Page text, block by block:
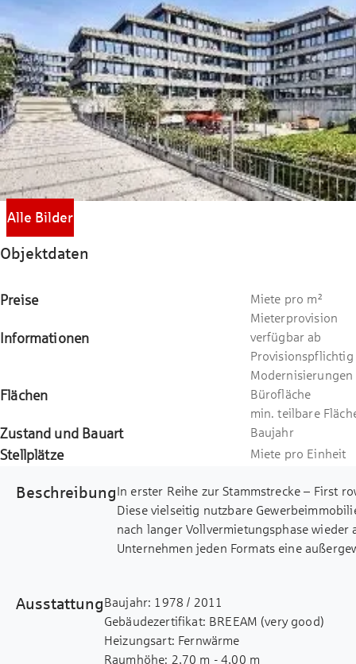
Alle Bilder
Objektdaten
Preise Miete pro m²
Mieterprovision
Informationen verfügbar ab
Provisionspflichtig
Modernisierungen
Flächen Bürofläche
min. teilbare
Zustand und Bauart Baujahr
Stellplätze Miete pro Einheit
BeschreibungIn erster Reihe zur Stammstrecke – First
Diese vielseitig nutzbare
nach langer Vollvermietungsphase
Unternehmen jeden Formats eine
Entwicklung oder effiziente
Geschäftsmodelle optimal abbilden.
AusstattungBaujahr: 1978 / 2011
Gebäudezertifikat: BREEAM (very good)
Heizungsart: Fernwärme
Raumhöhe: 2,70 m - 4,00 m